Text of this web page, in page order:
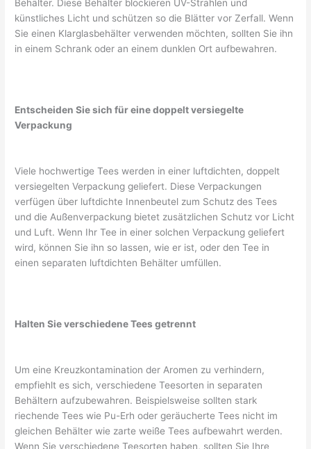
Behälter. Diese Behälter blockieren UV-Strahlen und
künstliches Licht und schützen so die Blätter vor Zerfall. Wenn
Sie einen Klarglasbehälter verwenden möchten, sollten Sie ihn
in einem Schrank oder an einem dunklen Ort aufbewahren.
Entscheiden Sie sich für eine doppelt versiegelte
Verpackung
Viele hochwertige Tees werden in einer luftdichten, doppelt
versiegelten Verpackung geliefert. Diese Verpackungen
verfügen über luftdichte Innenbeutel zum Schutz des Tees
und die Außenverpackung bietet zusätzlichen Schutz vor Licht
und Luft. Wenn Ihr Tee in einer solchen Verpackung geliefert
wird, können Sie ihn so lassen, wie er ist, oder den Tee in
einen separaten luftdichten Behälter umfüllen.
Halten Sie verschiedene Tees getrennt
Um eine Kreuzkontamination der Aromen zu verhindern,
empfiehlt es sich, verschiedene Teesorten in separaten
Behältern aufzubewahren. Beispielsweise sollten stark
riechende Tees wie Pu-Erh oder geräucherte Tees nicht im
gleichen Behälter wie zarte weiße Tees aufbewahrt werden.
Wenn Sie verschiedene Teesorten haben, sollten Sie Ihre